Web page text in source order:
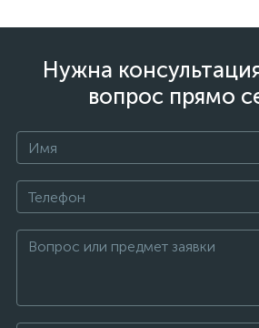
Нужна
вопрос прямо
+375